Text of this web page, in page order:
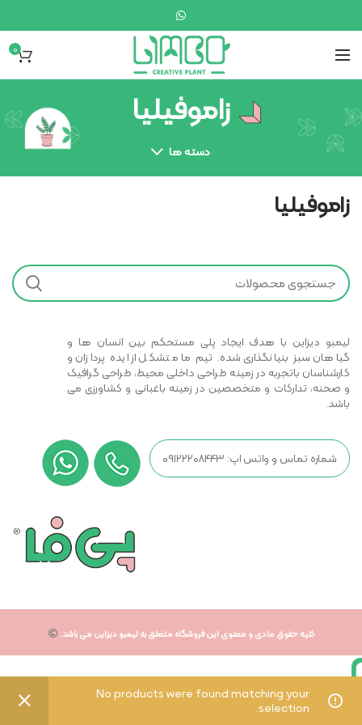
0
زاموفیلیا
دسته ها
زاموفیلیا
No products were found matching your
selection.
لیمبو دیزاین با هدف ایجاد پلی مستحکم بین انسان ها و
گیاهان سبز بنیانگذاری شده. تیم ما متشکل از ایده پردازان و
کارشناسان باتجربه در زمینه طراحی داخلی محیط، طراحی گرافیک
و صحنه، تدارکات و متخصصین در زمینه باغبانی و کشاورزی می
باشد.
شماره تماس و واتس اپ: ۰۹۱۲۲۲۰۸۴۴۳
کلیه حقوق مادی و معنوی این فروشگاه متعلق به لیمبو دیزاین می باشد.